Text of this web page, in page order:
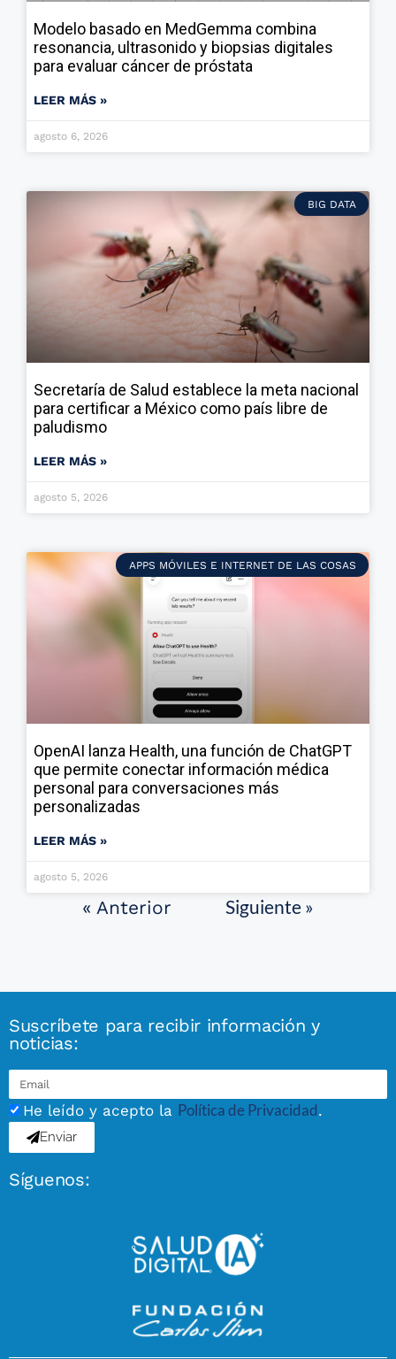
Modelo basado en MedGemma combina
resonancia, ultrasonido y biopsias digitales
para evaluar cáncer de próstata
LEER MÁS »
agosto 6, 2026
BIG DATA
Secretaría de Salud establece la meta nacional
para certificar a México como país libre de
paludismo
LEER MÁS »
agosto 5, 2026
APPS MÓVILES E INTERNET DE LAS COSAS
OpenAI lanza Health, una función de ChatGPT
que permite conectar información médica
personal para conversaciones más
personalizadas
LEER MÁS »
agosto 5, 2026
« Anterior Siguiente »
Suscríbete para recibir información y
noticias:
He leído y acepto la Política de Privacidad.
Enviar
Síguenos: